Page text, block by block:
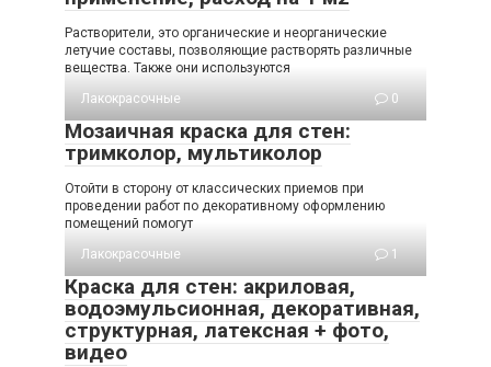
Растворители, это органические и неорганические
летучие составы, позволяющие растворять различные
вещества. Также они используются
Лакокрасочные
0
Мозаичная краска для стен:
тримколор, мультиколор
Отойти в сторону от классических приемов при
проведении работ по декоративному оформлению
помещений помогут
Лакокрасочные
1
Краска для стен: акриловая,
водоэмульсионная, декоративная,
структурная, латексная + фото,
видео